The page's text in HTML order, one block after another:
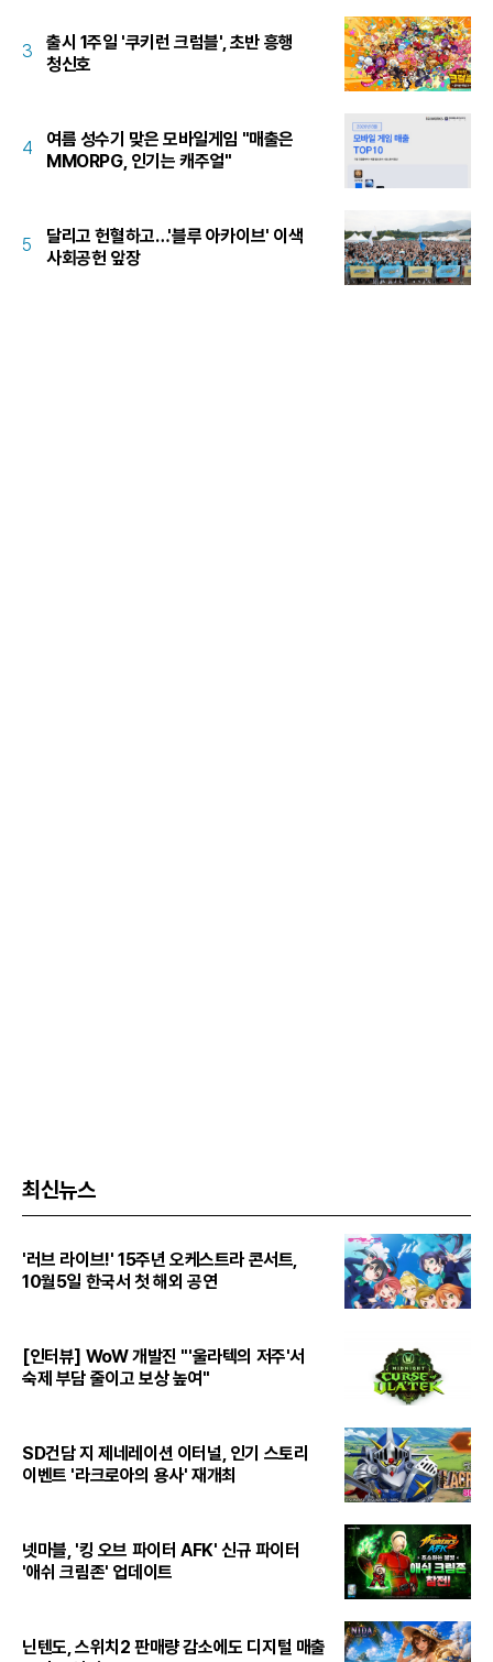
3
출시 1주일 '쿠키런 크럼블', 초반 흥행
청신호
4
여름 성수기 맞은 모바일게임 "매출은
MMORPG, 인기는 캐주얼"
5
달리고 헌혈하고…'블루 아카이브' 이색
사회공헌 앞장
최신뉴스
'러브 라이브!' 15주년 오케스트라 콘서트,
10월5일 한국서 첫 해외 공연
[인터뷰] WoW 개발진 "'울라텍의 저주'서
숙제 부담 줄이고 보상 높여"
SD건담 지 제네레이션 이터널, 인기 스토리
이벤트 '라크로아의 용사' 재개최
넷마블, '킹 오브 파이터 AFK' 신규 파이터
'애쉬 크림존' 업데이트
닌텐도, 스위치2 판매량 감소에도 디지털 매출